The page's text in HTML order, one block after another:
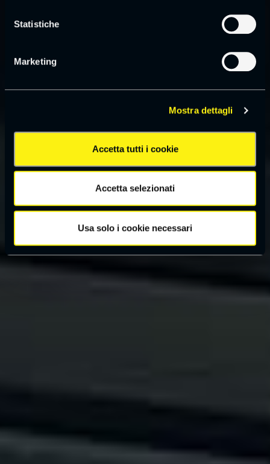
Statistiche
Marketing
Mostra dettagli
Accetta tutti i cookie
Accetta selezionati
Usa solo i cookie necessari